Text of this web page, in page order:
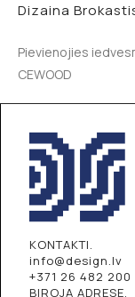
Dizaina
Pievienojies
CEWOOD
KONTAKTI.
info@design.lv
+371 26 482 200
BIROJA ADRESE.